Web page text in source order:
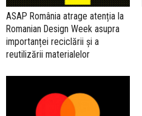
ASAP România atrage atenția la
Romanian Design Week asupra
importanței reciclării și a
reutilizării materialelor